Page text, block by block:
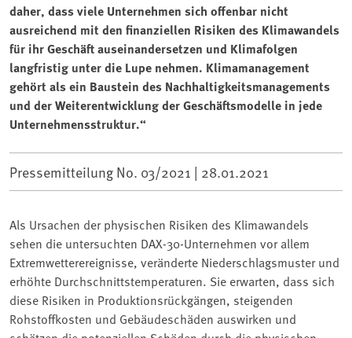
daher, dass viele Unternehmen sich offenbar nicht
ausreichend mit den finanziellen Risiken des Klimawandels
für ihr Geschäft auseinandersetzen und Klimafolgen
langfristig unter die Lupe nehmen. Klimamanagement
gehört als ein Baustein des Nachhaltigkeitsmanagements
und der Weiterentwicklung der Geschäftsmodelle in jede
Unternehmensstruktur.“
Pressemitteilung No. 03/2021 | 28.01.2021
Als Ursachen der physischen Risiken des Klimawandels
sehen die untersuchten DAX-30-Unternehmen vor allem
Extremwetterereignisse, veränderte Niederschlagsmuster und
erhöhte Durchschnittstemperaturen. Sie erwarten, dass sich
diese Risiken in Produktionsrückgängen, steigenden
Rohstoffkosten und Gebäudeschäden auswirken und